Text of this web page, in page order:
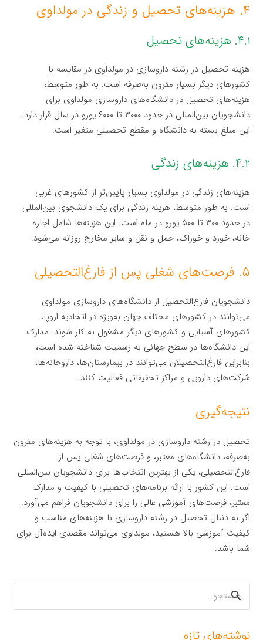
۴. هزینه‌های تحصیل و زندگی در مولداوی
۴.۱. هزینه‌های تحصیل
هزینه تحصیل در رشته داروسازی در مولداوی در مقایسه با
کشورهای دیگر بسیار مقرون به‌صرفه است. به طور متوسط،
هزینه‌های تحصیل در دانشگاه‌های داروسازی مولداوی برای
دانشجویان بین‌المللی در حدود ۳۰۰۰ تا ۶۰۰۰ یورو در سال قرار دارد.
این مبلغ بسته به دانشگاه و مقطع تحصیلی متغیر است.
۴.۲. هزینه‌های زندگی
هزینه‌های زندگی در مولداوی بسیار پایین‌تر از کشورهای غربی
است. به طور متوسط، هزینه زندگی برای یک دانشجوی بین‌المللی
در حدود ۳۰۰ تا ۵۰۰ یورو در ماه است. این هزینه‌ها شامل اجاره
خانه، خورد و خوراک، حمل و نقل و سایر مخارج روزانه می‌شود.
۵. فرصت‌های شغلی پس از فارغ‌التحصیلی
دانشجویان فارغ‌التحصیل از دانشگاه‌های داروسازی مولداوی
می‌توانند در کشورهای مختلف جهان به‌ویژه در اتحادیه اروپا،
کشورهای آسیایی و کشورهای دیگر مشغول به کار شوند. مدارک
این دانشگاه‌ها در سطح جهانی به رسمیت شناخته شده است،
بنابراین فارغ‌التحصیلان می‌توانند در بیمارستان‌ها، داروخانه‌ها،
شرکت‌های دارویی و مراکز تحقیقاتی فعالیت کنند.
نتیجه‌گیری
تحصیل در رشته داروسازی در مولداوی، با توجه به هزینه‌های مقرون
به‌صرفه، دانشگاه‌های معتبر، و فرصت‌های شغلی پس از
فارغ‌التحصیلی، یکی از بهترین انتخاب‌ها برای دانشجویان بین‌المللی
است. این کشور با ارائه برنامه‌های تحصیلی با کیفیت و مدارک
معتبر، فرصت‌های آموزشی عالی را برای دانشجویان فراهم می‌آورد.
اگر به دنبال تحصیل در رشته داروسازی با هزینه‌های مناسب و
کیفیت آموزشی بالا هستید، مولداوی می‌تواند مقصدی ایده‌آل برای
شما باشد.
جستجو
برای:
نوشته‌های تازه